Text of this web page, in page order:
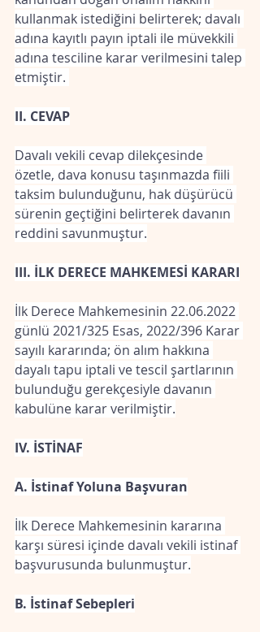
kullanmak istediğini belirterek; davalı
adına kayıtlı payın iptali ile müvekkili
adına tesciline karar verilmesini talep
etmiştir.
II. CEVAP
Davalı vekili cevap dilekçesinde
özetle, dava konusu taşınmazda fiili
taksim bulunduğunu, hak düşürücü
sürenin geçtiğini belirterek davanın
reddini savunmuştur.
III. İLK DERECE MAHKEMESİ KARARI
İlk Derece Mahkemesinin 22.06.2022
günlü 2021/325 Esas, 2022/396 Karar
sayılı kararında; ön alım hakkına
dayalı tapu iptali ve tescil şartlarının
bulunduğu gerekçesiyle davanın
kabulüne karar verilmiştir.
IV. İSTİNAF
A. İstinaf Yoluna Başvuran
İlk Derece Mahkemesinin kararına
karşı süresi içinde davalı vekili istinaf
başvurusunda bulunmuştur.
B. İstinaf Sebepleri